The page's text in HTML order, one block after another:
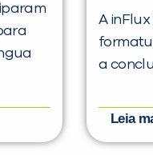
A
a
Leia